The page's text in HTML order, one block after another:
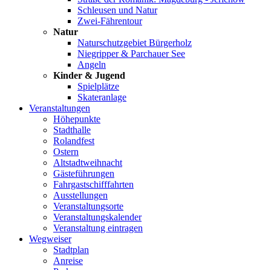
Schleusen und Natur
Zwei-Fährentour
Natur
Naturschutzgebiet Bürgerholz
Niegripper & Parchauer See
Angeln
Kinder & Jugend
Spielplätze
Skateranlage
Veranstaltungen
Höhepunkte
Stadthalle
Rolandfest
Ostern
Altstadtweihnacht
Gästeführungen
Fahrgastschifffahrten
Ausstellungen
Veranstaltungsorte
Veranstaltungskalender
Veranstaltung eintragen
Wegweiser
Stadtplan
Anreise